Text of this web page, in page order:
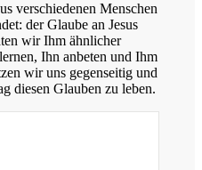
verschiedenen Menschen
der Glaube an Jesus
wir Ihm ähnlicher
Ihn anbeten und Ihm
wir uns gegenseitig und
diesen Glauben zu leben.